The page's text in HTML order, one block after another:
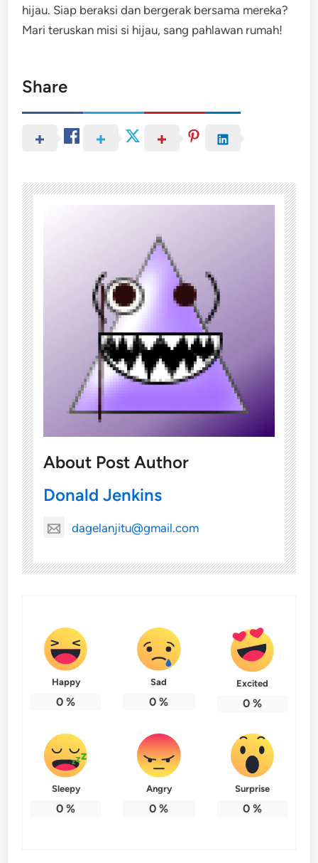
hijau. Siap beraksi dan bergerak bersama mereka?
Mari teruskan misi si hijau, sang pahlawan rumah!
Share
About Post Author
Donald Jenkins
dagelanjitu@gmail.com
Happy
0 %
Sad
0 %
Excited
0%
Sleepy
0 %
Angry
0 %
Surprise
0%